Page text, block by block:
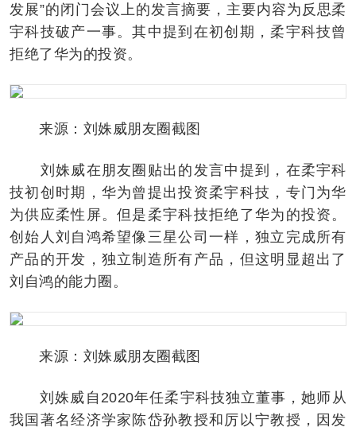
发展”的闭门会议上的发言摘要，主要内容为反思柔
宇科技破产一事。其中提到在初创期，柔宇科技曾
拒绝了华为的投资。
来源：刘姝威朋友圈截图
刘姝威在朋友圈贴出的发言中提到，在柔宇科
技初创时期，华为曾提出投资柔宇科技，专门为华
为供应柔性屏。但是柔宇科技拒绝了华为的投资。
创始人刘自鸿希望像三星公司一样，独立完成所有
产品的开发，独立制造所有产品，但这明显超出了
刘自鸿的能力圈。
来源：刘姝威朋友圈截图
刘姝威自2020年任柔宇科技独立董事，她师从
我国著名经济学家陈岱孙教授和厉以宁教授，因发